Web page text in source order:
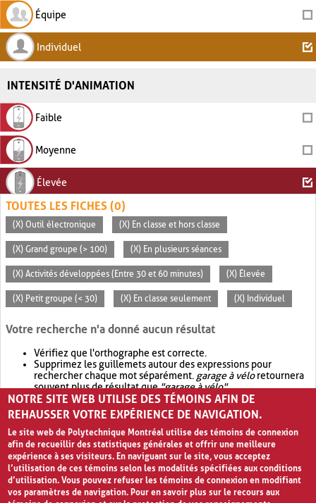
Équipe
Individuel
INTENSITÉ D'ANIMATION
Faible
Moyenne
Élevée
TOUTES LES FICHES (0)
(X) Outil électronique (X) En classe et hors classe
(X) Grand groupe (> 100) (X) En plusieurs séances
(X) Activités développées (Entre 30 et 60 minutes) (X) Élevée
(X) Petit groupe (< 30) (X) En classe seulement (X) Individuel
Votre recherche n'a donné aucun résultat
Vérifiez que l'orthographe est correcte.
Supprimez les guillemets autour des expressions pour
rechercher chaque mot séparément. garage à véloretournera
souvent plus de résultat que"garage à vélo".
Envisagez d'élargir votre recherche avec OR.garage OR vélo
retournera souvent plus de résultat quegarage à vélo
NOTRE SITE WEB UTILISE DES TÉMOINS AFIN DE
REHAUSSER VOTRE EXPÉRIENCE DE NAVIGATION.
Le site web de Polytechnique Montréal utilise des témoins de connexion
afin de recueillir des statistiques générales et offrir une meilleure
expérience à ses visiteurs. En naviguant sur le site, vous acceptez
l’utilisation de ces témoins selon les modalités spécifiées aux conditions
d’utilisation. Vous pouvez refuser les témoins de connexion en modifiant
vos paramètres de navigation. Pour en savoir plus sur le recours aux